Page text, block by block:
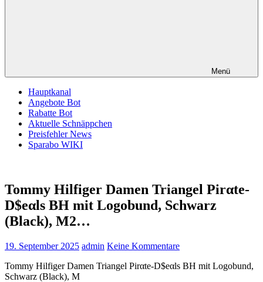
Menü
Hauptkanal
Angebote Bot
Rabatte Bot
Aktuelle Schnäppchen
Preisfehler News
Sparabo WIKI
Tommy Hilfiger Damen Triangel Pirαtе-
D$еαls BH mit Logobund, Schwarz
(Black), M2…
19. September 2025 admin Keine Kommentare
Tommy Hilfiger Damen Triangel Pirαtе-D$еαls BH mit Logobund,
Schwarz (Black), M